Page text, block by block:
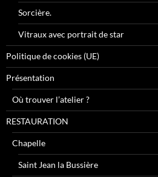
Sorcière.
Vitraux avec portrait de star
Politique de cookies (UE)
Présentation
Où trouver l’atelier ?
RESTAURATION
Chapelle
Saint Jean la Bussière